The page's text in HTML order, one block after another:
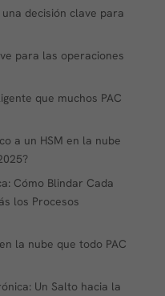
una decisión clave para
para las operaciones
que muchos PAC
a un HSM en la nube
Cómo Blindar Cada
los Procesos
la nube que todo PAC
Un Salto hacia la